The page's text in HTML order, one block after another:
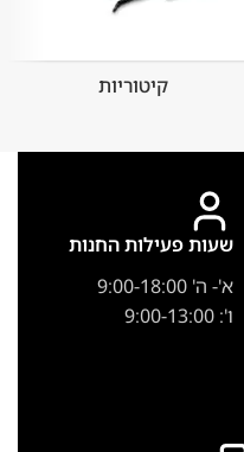
קיטוריות
שעות פעילות החנות
א'- ה' 9:00-18:00
ו': 9:00-13:00